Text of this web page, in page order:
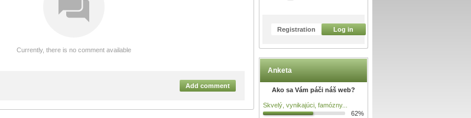
Registration Log in
Anketa
Ako sa Vám páči náš web?
Skvelý, vynikajúci, famózny...
62%
Currently, there is no comment available
Add comment